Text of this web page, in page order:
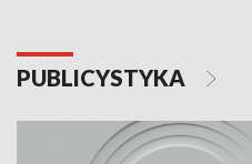
PUBLICYSTYKA